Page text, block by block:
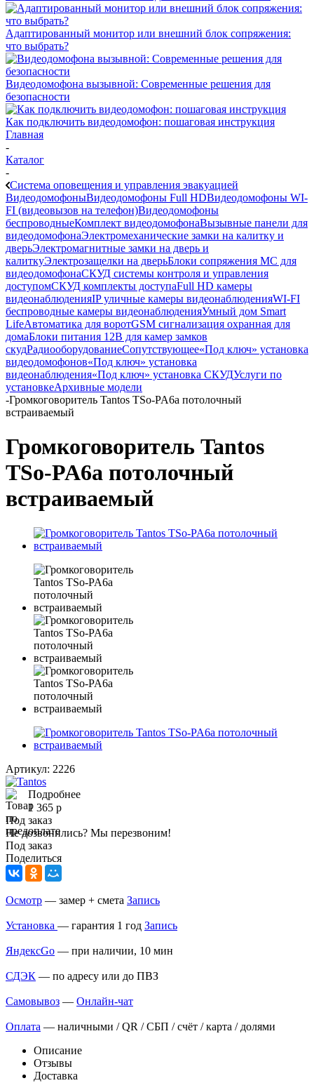
Адаптированный монитор или внешний блок сопряжения:
что выбрать?
Видеодомофона вызывной: Современные решения для
безопасности
Как подключить видеодомофон: пошаговая инструкция
Главная
-
Каталог
-
Cистема оповещения и управления эвакуацией
ВидеодомофоныВидеодомофоны Full HDВидеодомофоны WI-
FI (видеовызов на телефон)Видеодомофоны
беспроводныеКомплект видеодомофонаВызывные панели для
видеодомофонаЭлектромеханические замки на калитку и
дверьЭлектромагнитные замки на дверь и
калиткуЭлектрозащелки на дверьБлоки сопряжения МС для
видеодомофонаСКУД системы контроля и управления
доступомСКУД комплекты доступаFull HD камеры
видеонаблюденияIP уличные камеры видеонаблюденияWI-FI
беспроводные камеры видеонаблюденияУмный дом Smart
LifeАвтоматика для воротGSM сигнализация охранная для
домаБлоки питания 12В для камер замков
скудРадиооборудованиеСопутствующее«Под ключ» установка
видеодомофонов«Под ключ» установка
видеонаблюдения«Под ключ» установка СКУДУслуги по
установкеАрхивные модели
-Громкоговоритель Tantos TSo-PA6a потолочный
встраиваемый
Громкоговоритель Tantos
TSo-PA6a потолочный
встраиваемый
Артикул: 2226
Подробнее
1 365 р
Под заказ
Не дозвонились? Мы перезвоним!
Под заказ
Поделиться
Осмотр — замер + смета Запись
Установка — гарантия 1 год Запись
ЯндексGo — при наличии, 10 мин
СДЭК — по адресу или до ПВЗ
Самовывоз — Онлайн-чат
Оплата — наличными / QR / СБП / счёт / карта / долями
Описание
Отзывы
Доставка